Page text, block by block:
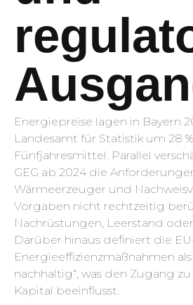
Energiepreise lagen in Bayern
Landesamt für Statistik um 28
Fünfjahresmittel. Parallel
GEG ab 2024 die
Wärmeerzeuger und
Vorgaben nicht rechtzeitig
Nachrüstungen, Leerstand
Darüber hinaus definiert die
Energieeffizienzmaßnahmen
nachhaltig“, was den Zugang
Kapital beeinflusst.